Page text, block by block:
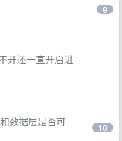
9
开还一直开启进
数据层是否可
10